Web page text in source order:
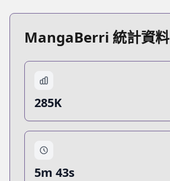
MangaBerri 統計資料
285K
5m 43s